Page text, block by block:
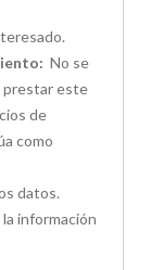
No se
prestar este
de
como
datos.
información